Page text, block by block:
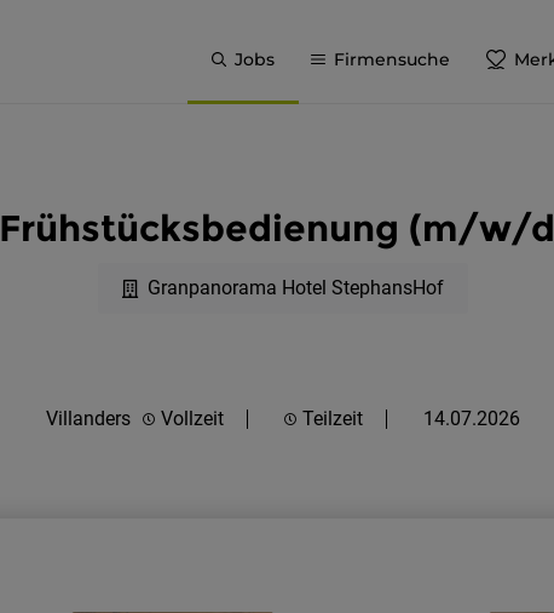
Jobs Firmensuche
Frühstücksbedienung (m/w/
Granpanorama Hotel StephansHof
Villanders Vollzeit Teilzeit 14.07.2026